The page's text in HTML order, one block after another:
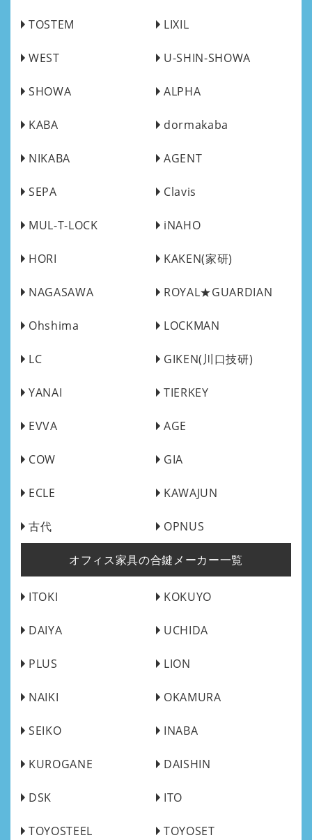
TOSTEM LIXIL
WEST U-SHIN-SHOWA
SHOWA ALPHA
KABA dormakaba
NIKABA AGENT
SEPA Clavis
MUL-T-LOCK iNAHO
HORI KAKEN(家研)
NAGASAWA ROYAL★GUARDIAN
Ohshima LOCKMAN
LC GIKEN(川口技研)
YANAI TIERKEY
EVVA AGE
COW GIA
ECLE KAWAJUN
古代 OPNUS
オフィス家具の合鍵メーカー一覧
ITOKI KOKUYO
DAIYA UCHIDA
PLUS LION
NAIKI OKAMURA
SEIKO INABA
KUROGANE DAISHIN
DSK ITO
TOYOSTEEL TOYOSET